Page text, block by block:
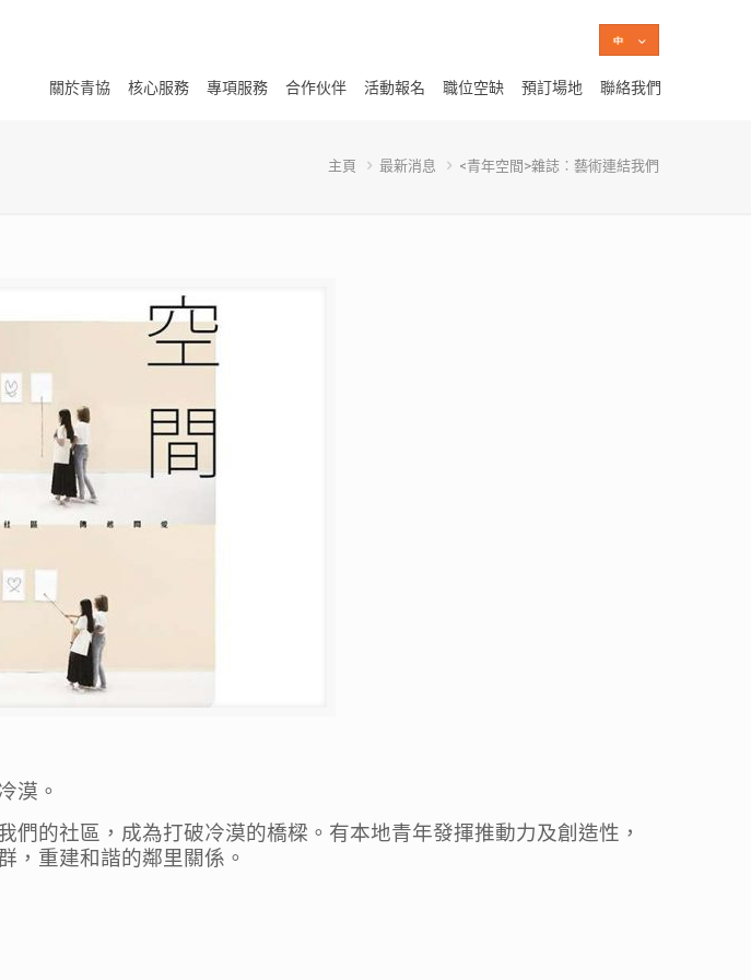
關於青協 核心服務 專項服務 合作伙伴 活動報名 職位空缺 預訂場地 聯絡我們
主頁 最新消息 <青年空間>雜誌︰藝術連結我們
漠。
的社區，成為打破冷漠的橋樑。有本地青年發揮推動力及創造性，
，重建和諧的鄰里關係。